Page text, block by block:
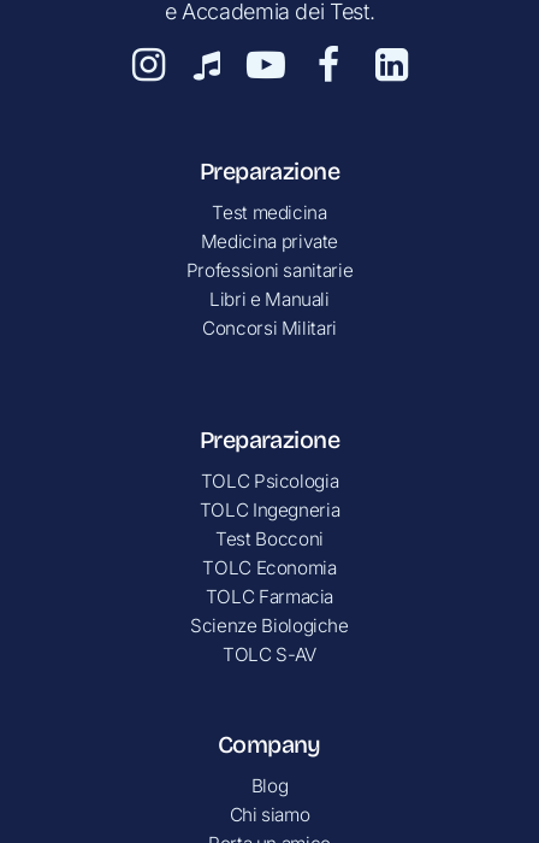
e Accademia dei Test.
Preparazione
Test medicina
Medicina private
Professioni sanitarie
Libri e Manuali
Concorsi Militari
Preparazione
TOLC Psicologia
TOLC Ingegneria
Test Bocconi
TOLC Economia
TOLC Farmacia
Scienze Biologiche
TOLC S-AV
Company
Blog
Chi siamo